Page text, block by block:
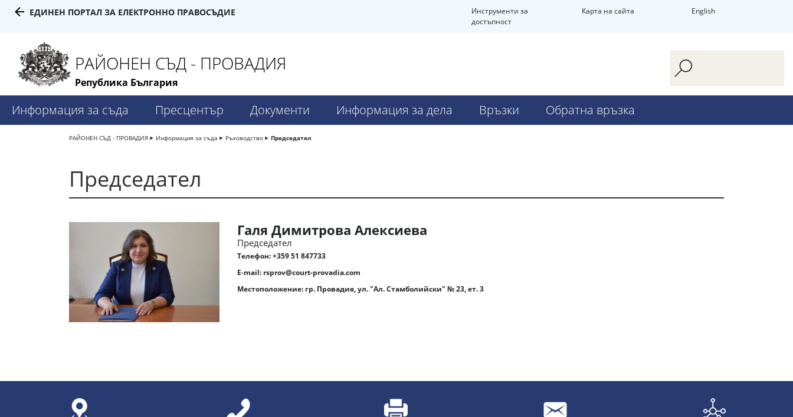
ЕДИНЕН ПОРТАЛ ЗА ЕЛЕКТРОННО ПРАВОСЪДИЕ
Инструменти за
достъпност
Карта на сайта English
РАЙОНЕН СЪД - ПРОВАДИЯ
Република България
Информация за съда Пресцентър Документи Информация за дела Връзки Обратна връзка
РАЙОНЕН СЪД - ПРОВАДИЯ Информация за съда Ръководство Председател
Председател
Галя Димитрова Алексиева
Председател
Телефон:+359 51 847733
E-mail: rsprov@court-provadia.com
Местоположение: гр. Провадия, ул. "Ал. Стамболийски" № 23, ет. 3